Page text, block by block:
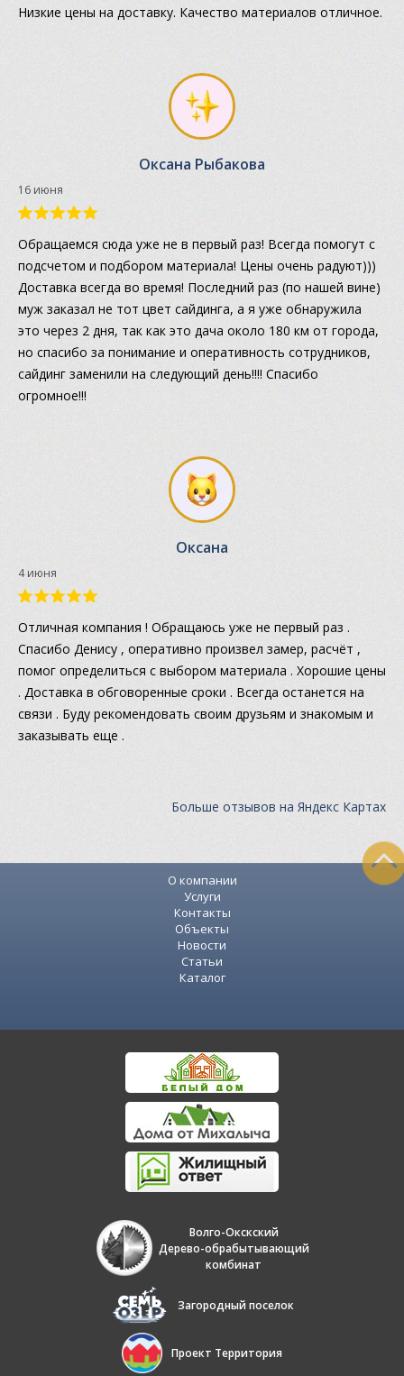
Низкие цены на доставку. Качество материалов отличное.
Оксана Рыбакова
16 июня
Обращаемся сюда уже не в первый раз! Всегда помогут с
подсчетом и подбором материала! Цены очень радуют)))
Доставка всегда во время! Последний раз (по нашей вине)
муж заказал не тот цвет сайдинга, а я уже обнаружила
это через 2 дня, так как это дача около 180 км от города,
но спасибо за понимание и оперативность сотрудников,
сайдинг заменили на следующий день!!!! Спасибо
огромное!!!
Оксана
4 июня
Отличная компания ! Обращаюсь уже не первый раз .
Спасибо Денису , оперативно произвел замер, расчёт ,
помог определиться с выбором материала . Хорошие цены
. Доставка в обговоренные сроки . Всегда останется на
связи . Буду рекомендовать своим друзьям и знакомым и
заказывать еще .
Больше отзывов на Яндекс Картах
О компании
Услуги
Контакты
Объекты
Новости
Статьи
Каталог
Волго-Окскский
Дерево-обрабытывающий
комбинат
Загородный поселок
Проект Территория